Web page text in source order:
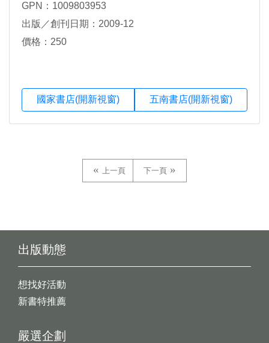
GPN：1009803953
出版／創刊日期：2009-12
價格：250
國家書店(開新視窗) 五南書店(開新視窗)
上一頁 下一頁
出版動態
想找好活動
新書特推薦
嚴選企劃